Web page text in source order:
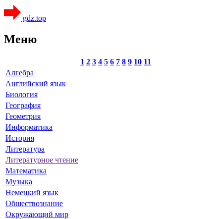
gdz.top
Меню
1 2 3 4 5 6 7 8 9 10 11
Алгебра
Английский язык
Биология
География
Геометрия
Информатика
История
Литература
Литературное чтение
Математика
Музыка
Немецкий язык
Обществознание
Окружающий мир